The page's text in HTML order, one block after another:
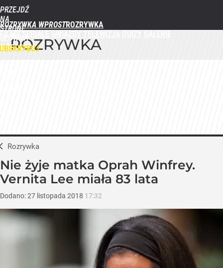
PRZEJDŹ
NA
STRONĘ
GŁÓWNĄ
WPROST.PL
ROZRYWKA WPROST
ROZRYWKA
Rozrywka
Nie żyje matka Oprah Winfrey.
Vernita Lee miała 83 lata
Dodano:27 listopada 2018 17:32